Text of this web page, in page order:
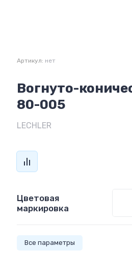
Артикул: нет
Вогнуто-
80-005
LECHLER
Цветовая
маркировка
Все параметры